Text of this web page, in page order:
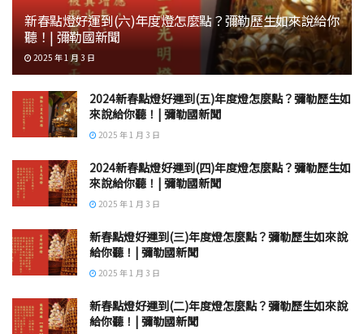
新春點燈好運到(六)年度燈怎麼點？彌勒歷生如來說給你
聽！| 彌勒國新聞
2025 年 1 月 3 日
2024新春點燈好運到(五)年度燈怎麼點？彌勒歷生如
來說給你聽！| 彌勒國新聞
2025 年 1 月 3 日
2024新春點燈好運到(四)年度燈怎麼點？彌勒歷生如
來說給你聽！| 彌勒國新聞
2025 年 1 月 3 日
新春點燈好運到(三)年度燈怎麼點？彌勒歷生如來說
給你聽！| 彌勒國新聞
2025 年 1 月 3 日
新春點燈好運到(二)年度燈怎麼點？彌勒歷生如來說
給你聽！| 彌勒國新聞